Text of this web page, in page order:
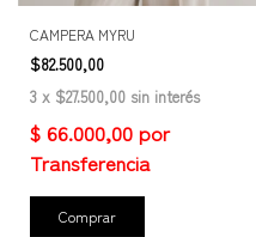
CAMPERA MYRU
$82.500,00
3 x $27.500,00 sin interés
Comprar